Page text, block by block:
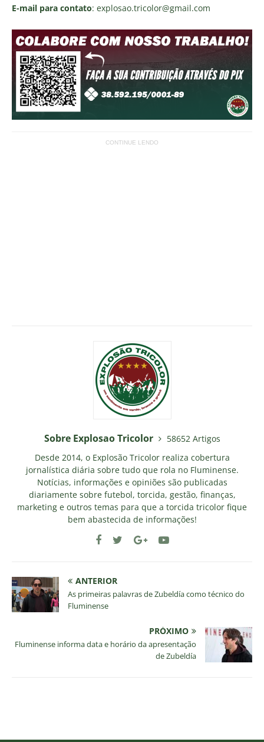
E-mail para contato: explosao.tricolor@gmail.com
CONTINUE LENDO
Sobre Explosao Tricolor
58652 Artigos
Desde 2014, o Explosão Tricolor realiza cobertura
jornalística diária sobre tudo que rola no Fluminense.
Notícias, informações e opiniões são publicadas
diariamente sobre futebol, torcida, gestão, finanças,
marketing e outros temas para que a torcida tricolor fique
bem abastecida de informações!
ANTERIOR
As primeiras palavras de Zubeldía como técnico do
Fluminense
PRÓXIMO
Fluminense informa data e horário da apresentação
de Zubeldía